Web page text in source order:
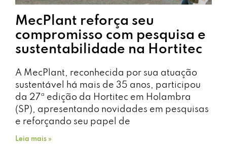
MecPlant reforça seu
compromisso com pesquisa e
sustentabilidade na Hortitec
A MecPlant, reconhecida por sua atuação
sustentável há mais de 35 anos, participou
da 27ª edição da Hortitec em Holambra
(SP), apresentando novidades em pesquisas
e reforçando seu papel de
Leia mais »